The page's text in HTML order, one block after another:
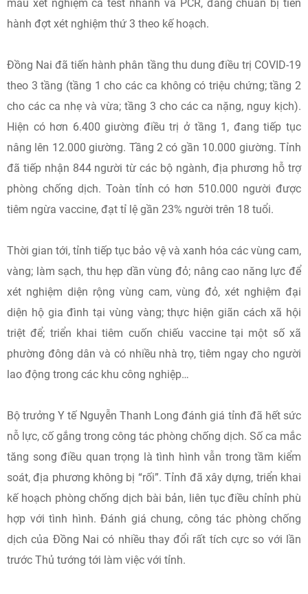
mẫu xét nghiệm cả test nhanh và PCR, đang chuẩn bị tiến
hành đợt xét nghiệm thứ 3 theo kế hoạch.
Đồng Nai đã tiến hành phân tầng thu dung điều trị COVID-19
theo 3 tầng (tầng 1 cho các ca không có triệu chứng; tầng 2
cho các ca nhẹ và vừa; tầng 3 cho các ca nặng, nguy kịch).
Hiện có hơn 6.400 giường điều trị ở tầng 1, đang tiếp tục
nâng lên 12.000 giường. Tầng 2 có gần 10.000 giường. Tỉnh
đã tiếp nhận 844 người từ các bộ ngành, địa phương hỗ trợ
phòng chống dịch. Toàn tỉnh có hơn 510.000 người được
tiêm ngừa vaccine, đạt tỉ lệ gần 23% người trên 18 tuổi.
Thời gian tới, tỉnh tiếp tục bảo vệ và xanh hóa các vùng cam,
vàng; làm sạch, thu hẹp dần vùng đỏ; nâng cao năng lực để
xét nghiệm diện rộng vùng cam, vùng đỏ, xét nghiệm đại
diện hộ gia đình tại vùng vàng; thực hiện giãn cách xã hội
triệt để; triển khai tiêm cuốn chiếu vaccine tại một số xã
phường đông dân và có nhiều nhà trọ, tiêm ngay cho người
lao động trong các khu công nghiệp…
Bộ trưởng Y tế Nguyễn Thanh Long đánh giá tỉnh đã hết sức
nỗ lực, cố gắng trong công tác phòng chống dịch. Số ca mắc
tăng song điều quan trọng là tình hình vẫn trong tầm kiểm
soát, địa phương không bị “rối”. Tỉnh đã xây dựng, triển khai
kế hoạch phòng chống dịch bài bản, liên tục điều chỉnh phù
hợp với tình hình. Đánh giá chung, công tác phòng chống
dịch của Đồng Nai có nhiều thay đổi rất tích cực so với lần
trước Thủ tướng tới làm việc với tỉnh.